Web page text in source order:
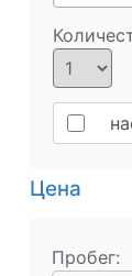
Цена
Пробег: